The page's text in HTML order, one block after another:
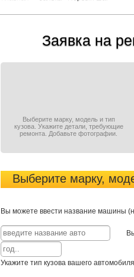
Заявка на
Выберите марку, модель и тип
кузова. Укажите детали, требующие
ремонта. Добавьте фотографии.
Выберите марку,
Вы можете ввести название машины
Укажите тип кузова вашего